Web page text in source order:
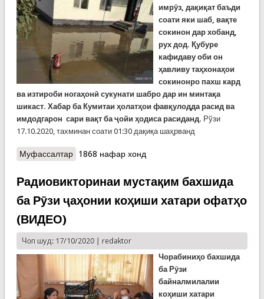
имрӯз, дақиқат баъди
соати яки шаб, вақте
сокинон дар хобанд,
рух дод. Қубуре
кафидаву оби он
ҳавливу таҳхонаҳои
сокинонро пахш кард
ва изтироби ногаҳонӣ сукунати шабро дар ин минтақа
шикаст. Хабар ба Кумитаи ҳолатҳои фавқулодда расид ва
имдодгарон сари вақт ба ҷойи ҳодиса расиданд. Рўзи
17.10.2020, тахминан соати 01:30 дақиқа шаҳрванд
Муфассалтаро Қубури кафида дар ноҳияи Рӯдакӣ зиндагии
1868 нафар хонд
Радиовикторинаи мустақим бахшида
ба Рӯзи ҷаҳонии коҳиши хатари офатҳо
(ВИДЕО)
Чоп шуд: 17/10/2020 | redaktor
Чорабиниҳо бахшида
ба Рӯзи
байналмилалии
коҳиши хатари